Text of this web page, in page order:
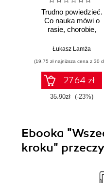
Trudno powiedzieć.
Co nauka mówi o
rasie, chorobie,
Łukasz Lamża
(19,75 zł najniższa cena z 30
27.64 zł
35.90zł (-23%)
Ebooka
kroku"